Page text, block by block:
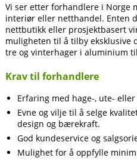
Vi ser etter forhandlere i Norge
interiør eller netthandel. Enten
nettbutikk eller prosjektbasert
muligheten til å tilby eksklusive
tre og vinterhager i aluminium
Krav til forhandlere
Erfaring med hage-, ute-
Evne og vilje til å selge
design og bærekraft.
God kundeservice og
Mulighet for å oppfylle